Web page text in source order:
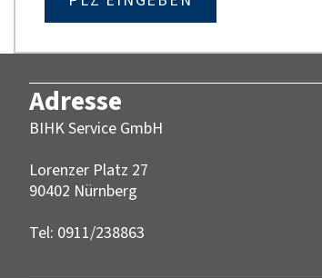
Adresse
BIHK Service GmbH
Lorenzer Platz 27
90402 Nürnberg‎‎
Tel: 0911/238863